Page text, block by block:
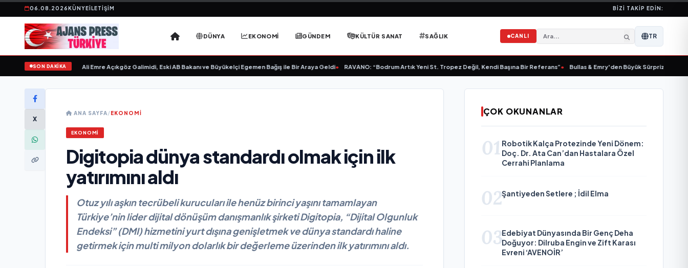
06.08.2026KÜNYEİLETIŞIM BIZI TAKIP EDIN:
DÜNYA EKONOMİ GÜNDEM KÜLTÜR SANAT SAĞLIK CANLI TR
SON DAKİKA
“ yayımlandı• Ali Emre Açıkgöz Galimidi, Eski AB Bakanı ve Büyükelçi Egemen Bağış ile Bir Araya Geldi• RAVANO: “Bodrum Artık Yeni St. Tropez Değil, Kendi Başına Bir Referans”• Bullas & Emry'den Büyük Sürpriz! "Kaç
X
ANA SAYFA/EKONOMİ
EKONOMİ
Digitopia dünya standardı olmak için ilk
yatırımını aldı
Otuz yılı aşkın tecrübeli kurucuları ile henüz birinci yaşını tamamlayan
Türkiye’nin lider dijital dönüşüm danışmanlık şirketi Digitopia, “Dijital Olgunluk
Endeksi” (DMI) hizmetini yurt dışına genişletmek ve dünya standardı haline
getirmek için multi milyon dolarlık bir değerleme üzerinden ilk yatırımını aldı.
ÇOK OKUNANLAR
01 Robotik Kalça Protezinde Yeni Dönem:
Doç. Dr. Ata Can’dan Hastalara Özel
Cerrahi Planlama
02Şantiyeden Setlere ; İdil Elma
03Edebiyat Dünyasında Bir Genç Deha
Doğuyor: Dilruba Engin ve Zift Karası
Evreni ‘AVENOİR’